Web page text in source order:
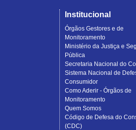
Institucional
Órgãos Gestores e de
Monitoramento
Ministério da Justiça e
Pública
Secretaria Nacional do
Sistema Nacional de
Consumidor
Como Aderir - Órgãos de
Monitoramento
Quem Somos
Código de Defesa do
(CDC)